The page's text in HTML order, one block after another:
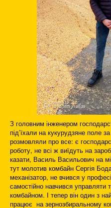
З головним інженером
під’їхали на кукурудзяне поле
розмовляли про все: є
роботу, не всі ж виїдуть на
казати, Василь Васильович на
тут молотив комбайн Сергія
механізатор, не вчився у
самостійно навчився управляти
комбайном. І тепер він один з
працює на зернозбиральному